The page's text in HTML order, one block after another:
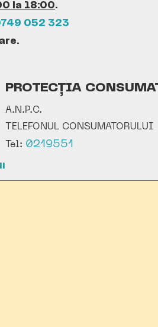
la 18:00.
052 323
PROTECȚIA
A.N.P.C.
TELEFONUL CONSUMATORULUI
Tel: 0219551